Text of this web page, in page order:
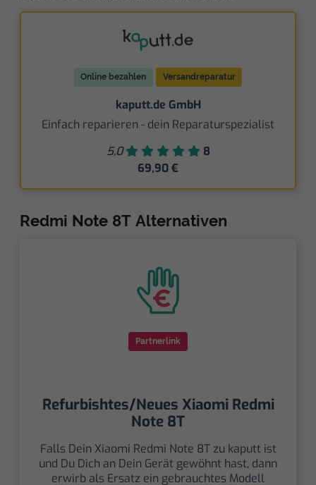
Online bezahlen Versandreparatur
kaputt.de GmbH
Einfach reparieren - dein Reparaturspezialist
5,0
8
69,90 €
Redmi Note 8T Alternativen
Partnerlink
Refurbishtes/Neues Xiaomi Redmi
Note 8T
Falls Dein Xiaomi Redmi Note 8T zu kaputt ist
und Du Dich an Dein Gerät gewöhnt hast, dann
erwirb als Ersatz ein gebrauchtes Modell